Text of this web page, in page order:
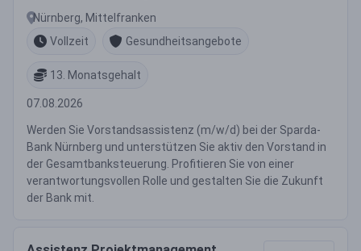
Nürnberg, Mittelfranken
Vollzeit
Gesundheitsangebote
13. Monatsgehalt
07.08.2026
Werden Sie Vorstandsassistenz (m/w/d) bei der Sparda-
Bank Nürnberg und unterstützen Sie aktiv den Vorstand in
der Gesamtbanksteuerung. Profitieren Sie von einer
verantwortungsvollen Rolle und gestalten Sie die Zukunft
der Bank mit.